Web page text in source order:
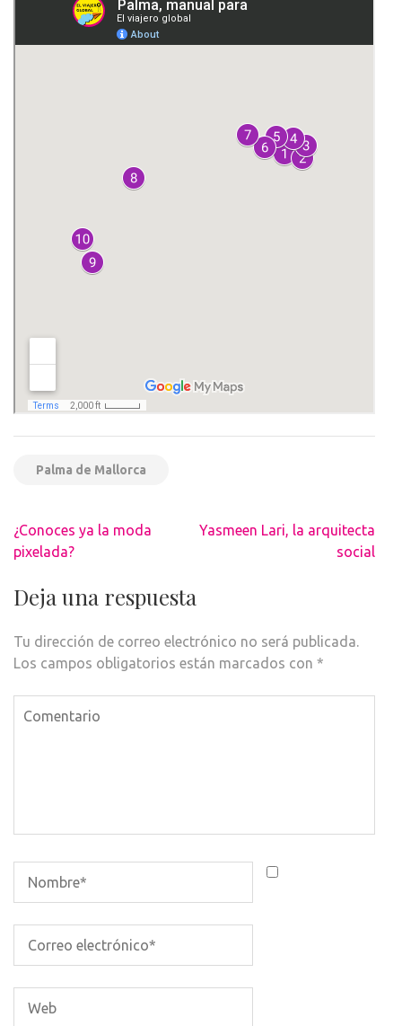
Palma de Mallorca
Navegación
de
¿Conoces ya la moda
pixelada?
Yasmeen Lari, la arquitecta
social
Deja una respuesta
Tu dirección de correo electrónico no será publicada.
Los campos obligatorios están marcados con *